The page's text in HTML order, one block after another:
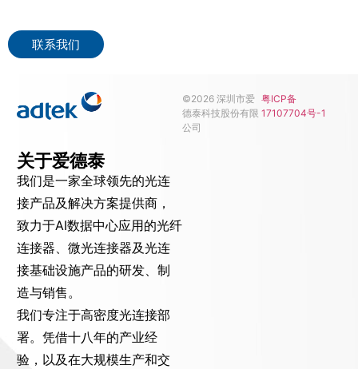
联系我们
关于爱德泰
我们是一家全球领先的光连
接产品及解决方案提供商，
致力于AI数据中心应用的光纤
连接器、微光连接器及光连
接基础设施产品的研发、制
造与销售。
我们专注于高密度光连接部
署。凭借十八年的产业经
验，以及在大规模生产和交
©2026 深圳市爱
德泰科技股份有限
公司
粤ICP备
17107704号-1